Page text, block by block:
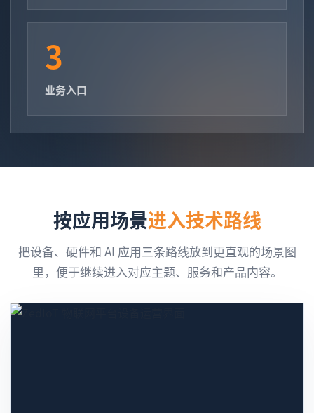
3
业务入口
按应用场景进入技术路线
把设备、硬件和 AI 应用三条路线放到更直观的场景图
里，便于继续进入对应主题、服务和产品内容。